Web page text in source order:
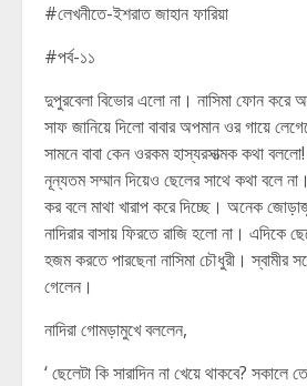
#লেখনীতে-ইশরাত জাহান ফারিয়া
#পর্ব-১১
দুপুরবেলা বিভোর এলো না। নাসিমা ফোন
সাফ জানিয়ে দিলো বাবার অপমান ওর গায়ে
সামনে বাবা কেন ওরকম হাস্যরসাত্মক কথা
নূন্যতম সম্মান দিয়েও ছেলের সাথে কথা বলে
কর বলে মাথা খারাপ করে দিচ্ছে। অনেক
নাদিরার বাসায় ফিরতে রাজি হলো না। এদিকে
হজম করতে পারছেনা নাসিমা চৌধুরী। স্বামীর
গেলেন।
নাদিরা গোমড়ামুখে বললেন,
‘ ছেলেটা কি সারাদিন না খেয়ে থাকবে? সকালে